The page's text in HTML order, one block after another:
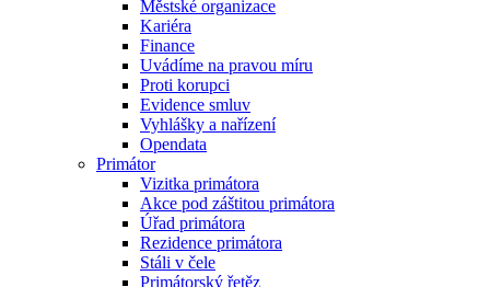
Městské organizace
Kariéra
Finance
Uvádíme na pravou míru
Proti korupci
Evidence smluv
Vyhlášky a nařízení
Opendata
Primátor
Vizitka primátora
Akce pod záštitou primátora
Úřad primátora
Rezidence primátora
Stáli v čele
Primátorský řetěz